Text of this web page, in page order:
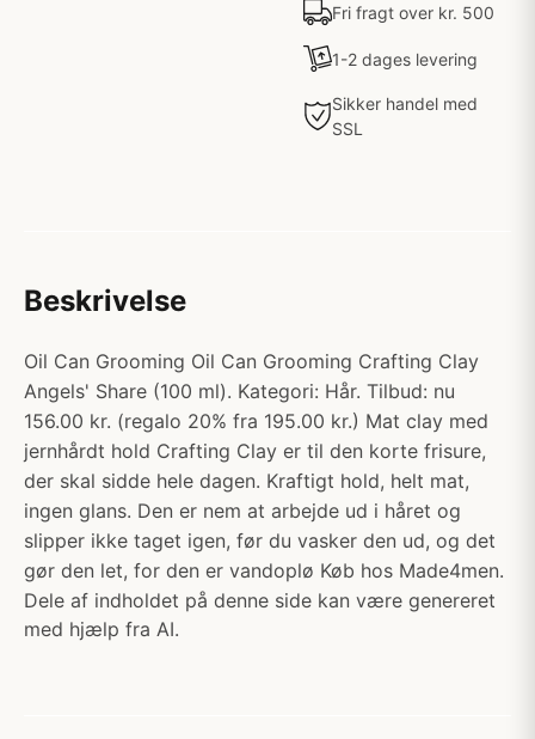
Fri fragt over kr. 500
1-2 dages levering
Sikker handel med
SSL
Beskrivelse
Oil Can Grooming Oil Can Grooming Crafting Clay
Angels' Share (100 ml). Kategori: Hår. Tilbud: nu
156.00 kr. (regalo 20% fra 195.00 kr.) Mat clay med
jernhårdt hold Crafting Clay er til den korte frisure,
der skal sidde hele dagen. Kraftigt hold, helt mat,
ingen glans. Den er nem at arbejde ud i håret og
slipper ikke taget igen, før du vasker den ud, og det
gør den let, for den er vandoplø Køb hos Made4men.
Dele af indholdet på denne side kan være genereret
med hjælp fra AI.